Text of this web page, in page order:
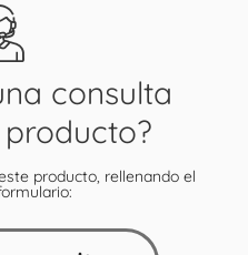
consulta
producto, rellenando el